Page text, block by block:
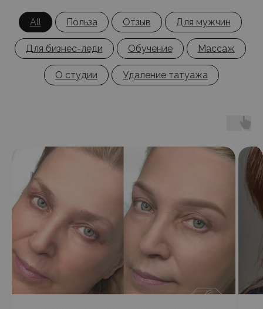
All Польза Отзыв Для мужчин
Для бизнес-леди Обучение Массаж
О студии Удаление татуажа